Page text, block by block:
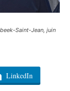
Saint-Jean, juin
LinkedIn